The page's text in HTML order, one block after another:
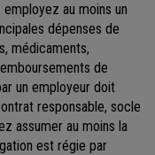
au moins un
dépenses de
médicaments,
de
un employeur doit
responsable, socle
assumer au moins la
est régie par